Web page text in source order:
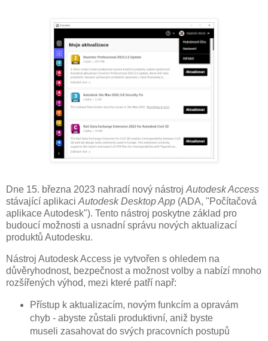
Dne 15. března 2023 nahradí nový nástrojAutodesk Access
stávající aplikaciAutodesk Desktop App (ADA, "Počítačová
aplikace Autodesk"). Tento nástroj poskytne základ pro
budoucí možnosti a usnadní správu nových aktualizací
produktů Autodesku.
Nástroj Autodesk Access je vytvořen s ohledem na
důvěryhodnost, bezpečnost a možnost volby a nabízí mnoho
rozšířených výhod, mezi které patří např:
Přístup k aktualizacím, novým funkcím a opravám
chyb - abyste zůstali produktivní, aniž byste
museli zasahovat do svých pracovních postupů